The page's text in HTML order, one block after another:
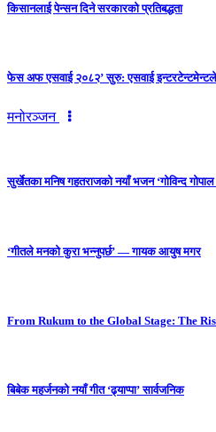
किसानलाई पेन्सन दिने सरकारको प्रतिबद्धता
फेस अफ एसवाई २०८२’ सुरु: एसवाई इन्टरटेन्टमेन्टले
मनोरञ्जन
सुर्खेतका मनिष गहतराजको नयाँ भजन ‘गोविन्द गोपाल
‘गीतले मनको कुरा भन्नुपर्छ’ — गायक आयुष मगर
From Rukum to the Global Stage: The
बिबेक महर्जनको नयाँ गीत ‘ढ्याप्पा’ सार्वजनिक